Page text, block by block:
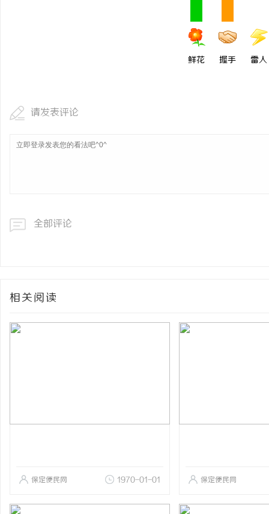
鲜花 握手 雷人
请发表评论
全部评论
相关阅读
保定便民网 1970-01-01 保定便民网